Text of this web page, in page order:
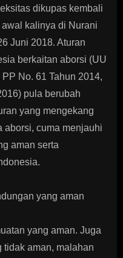
dikupas kembali
kalinya di Nurani
Juni 2018. Aturan
berkaitan aborsi (UU
No. 61 Tahun 2014,
pula berubah
yang mengekang
aborsi, cuma menjauhi
aman serta
yang aman
yang aman. Juga
tidak aman, malahan